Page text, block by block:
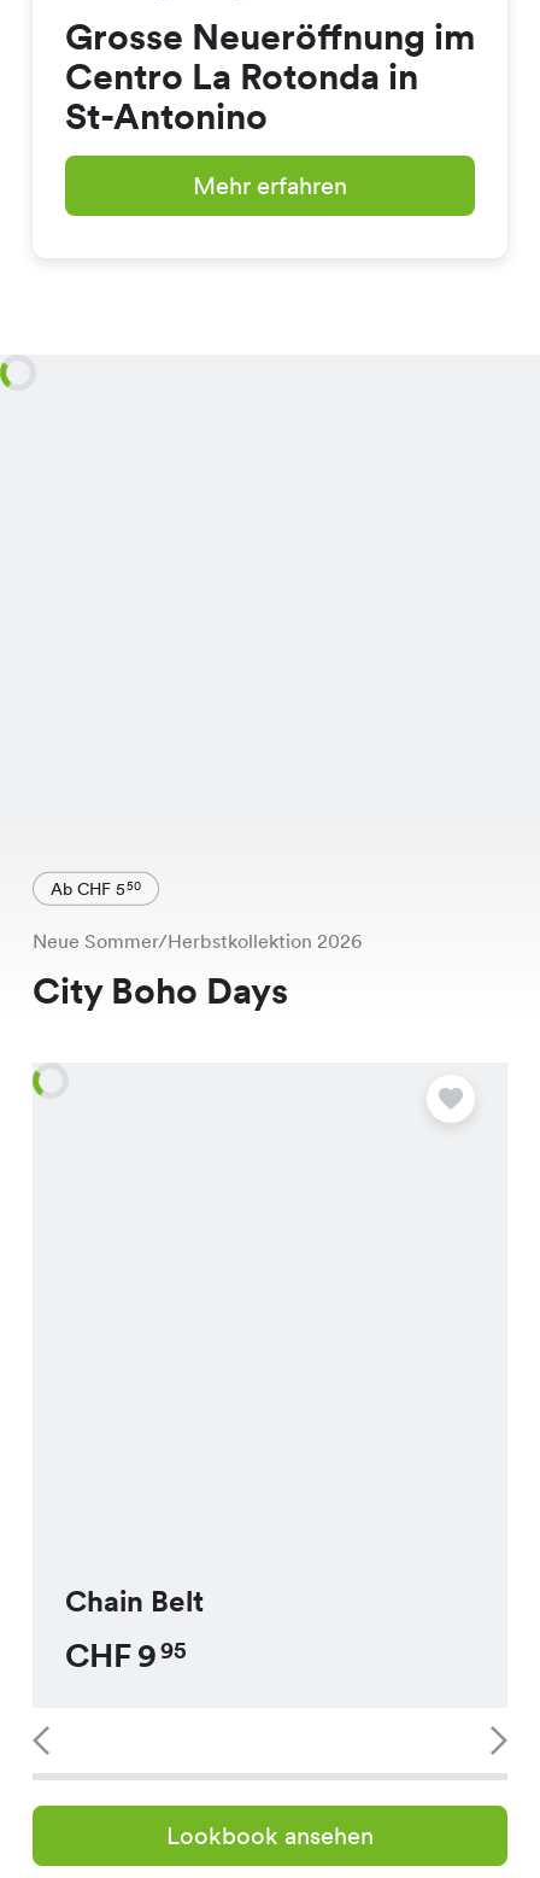
Grosse Neueröffnung im
Centro La Rotonda in
St-Antonino
Mehr erfahren
Ab CHF 550
Neue Sommer/Herbstkollektion 2026
City Boho Days
Chain Belt
CHF995
Lookbook ansehen